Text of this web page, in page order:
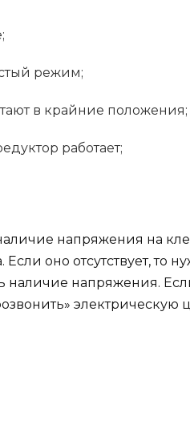
режим;
в крайние положения;
работает;
напряжения на
оно отсутствует, то
наличие напряжения.
электрическую